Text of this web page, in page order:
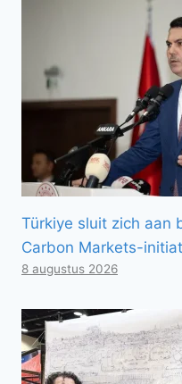
Türkiye sluit zich aan
Carbon Markets-
8 augustus 2026